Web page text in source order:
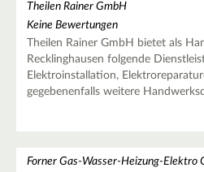
Theilen Rainer GmbH
Keine Bewertungen
Theilen Rainer GmbH bietet als
Recklinghausen folgende
Elektroinstallation,
gegebenenfalls weitere
Forner Gas-Wasser-Heizung-Elektro